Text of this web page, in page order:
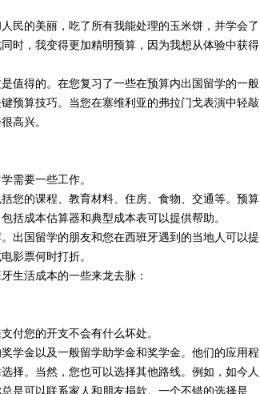
民的美丽，吃了所有我能处理的玉米饼，并学会了
时，我变得更加精明预算，因为我想从体验中获得
值得的。在您复习了一些在预算内出国留学的一般
预算技巧。当您在塞维利亚的弗拉门戈表演中轻敲
高兴。
需要一些工作。
您的课程、教育材料、住房、食物、交通等。预算
括成本估算器和典型成本表可以提供帮助。
出国留学的朋友和您在西班牙遇到的当地人可以提
影票何时打折。
生活成本的一些来龙去脉：
付您的开支不会有什么坏处。
学金以及一般留学助学金和奖学金。他们的应用程
择。当然，您也可以选择其他路线。例如，如今人
是可以联系家人和朋友捐款。一个不错的选择是